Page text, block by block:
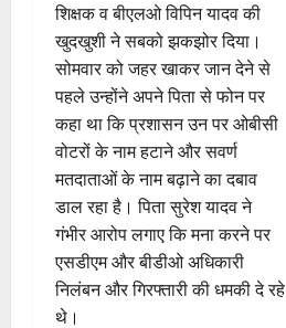
शिक्षक व बीएलओ विपिन यादव की
खुदखुशी ने सबको झकझोर दिया।
सोमवार को जहर खाकर जान देने से
पहले उन्होंने अपने पिता से फोन पर
कहा था कि प्रशासन उन पर ओबीसी
वोटरों के नाम हटाने और सवर्ण
मतदाताओं के नाम बढ़ाने का दबाव
डाल रहा है। पिता सुरेश यादव ने
गंभीर आरोप लगाए कि मना करने पर
एसडीएम और बीडीओ अधिकारी
निलंबन और गिरफ्तारी की धमकी दे रहे
थे।